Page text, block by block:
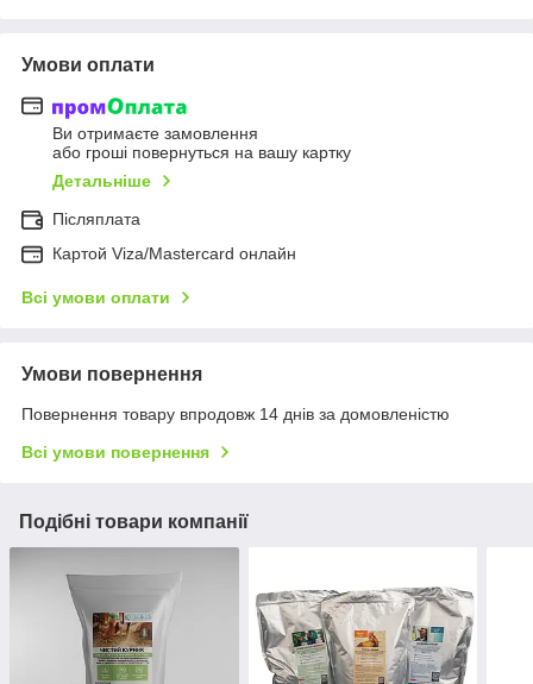
Умови оплати
Ви отримаєте замовлення
або гроші повернуться на вашу картку
Детальніше
Післяплата
Картой Viza/Mastercard онлайн
Всі умови оплати
Умови повернення
Повернення товару впродовж 14 днів за домовленістю
Всі умови повернення
Подібні товари компанії